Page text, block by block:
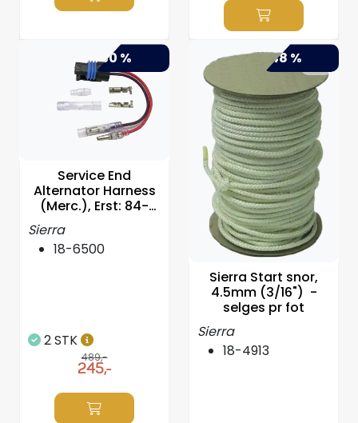
-50 %
Service End
Alternator Harness
(Merc.), Erst: 84-
Sierra
18-6500
2 STK
489,-
245,-
-48 %
Sierra Start snor,
4.5mm (3/16") -
selges pr fot
Sierra
18-4913